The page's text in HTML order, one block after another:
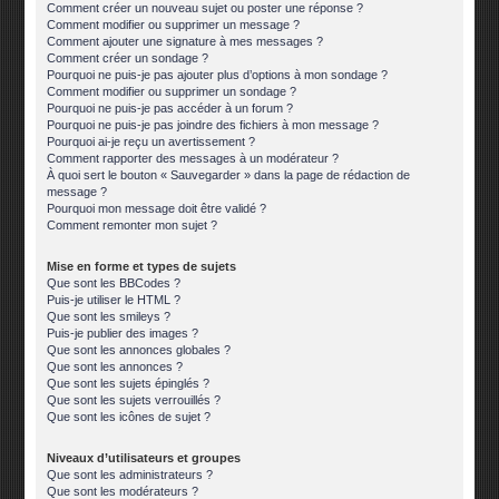
Comment créer un nouveau sujet ou poster une réponse ?
Comment modifier ou supprimer un message ?
Comment ajouter une signature à mes messages ?
Comment créer un sondage ?
Pourquoi ne puis-je pas ajouter plus d’options à mon sondage ?
Comment modifier ou supprimer un sondage ?
Pourquoi ne puis-je pas accéder à un forum ?
Pourquoi ne puis-je pas joindre des fichiers à mon message ?
Pourquoi ai-je reçu un avertissement ?
Comment rapporter des messages à un modérateur ?
À quoi sert le bouton « Sauvegarder » dans la page de rédaction de
message ?
Pourquoi mon message doit être validé ?
Comment remonter mon sujet ?
Mise en forme et types de sujets
Que sont les BBCodes ?
Puis-je utiliser le HTML ?
Que sont les smileys ?
Puis-je publier des images ?
Que sont les annonces globales ?
Que sont les annonces ?
Que sont les sujets épinglés ?
Que sont les sujets verrouillés ?
Que sont les icônes de sujet ?
Niveaux d’utilisateurs et groupes
Que sont les administrateurs ?
Que sont les modérateurs ?